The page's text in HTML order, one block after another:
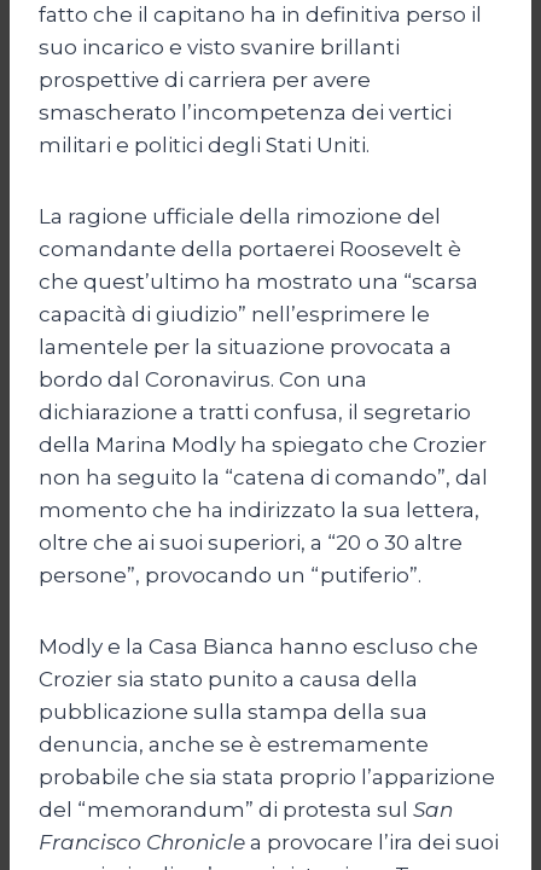
fatto che il capitano ha in definitiva perso il
suo incarico e visto svanire brillanti
prospettive di carriera per avere
smascherato l’incompetenza dei vertici
militari e politici degli Stati Uniti.
La ragione ufficiale della rimozione del
comandante della portaerei Roosevelt è
che quest’ultimo ha mostrato una “scarsa
capacità di giudizio” nell’esprimere le
lamentele per la situazione provocata a
bordo dal Coronavirus. Con una
dichiarazione a tratti confusa, il segretario
della Marina Modly ha spiegato che Crozier
non ha seguito la “catena di comando”, dal
momento che ha indirizzato la sua lettera,
oltre che ai suoi superiori, a “20 o 30 altre
persone”, provocando un “putiferio”.
Modly e la Casa Bianca hanno escluso che
Crozier sia stato punito a causa della
pubblicazione sulla stampa della sua
denuncia, anche se è estremamente
probabile che sia stata proprio l’apparizione
del “memorandum” di protesta sul San
Francisco Chronicle a provocare l’ira dei suoi